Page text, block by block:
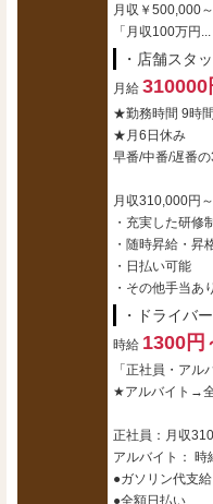
月収￥500,000
「月収100万円...
・店舗スタ
月給 310000
★勤務時間 9時
★月6日休み
早番/中番/遅番
月収310,000円～
・充実した研修
・随時昇給・昇
・日払い可能
・その他手当あり
・ドライバー
時給 1300円
「正社員・アル
★アルバイト→
正社員：月収
アルバイト： 時
●ガソリン代支給
●全額日払い